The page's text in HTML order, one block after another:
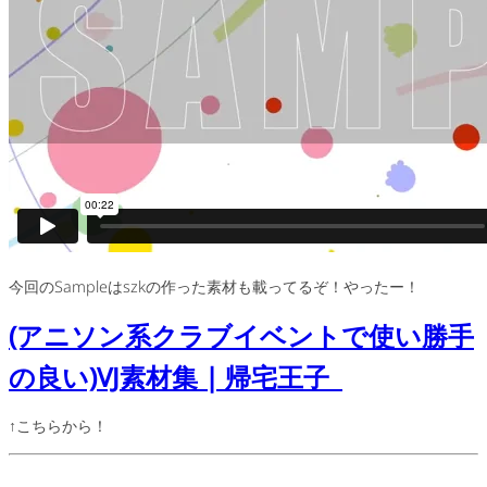
今回のSampleはszkの作った素材も載ってるぞ！やったー！
(アニソン系クラブイベントで使い勝手
の良い)VJ素材集 | 帰宅王子
↑こちらから！